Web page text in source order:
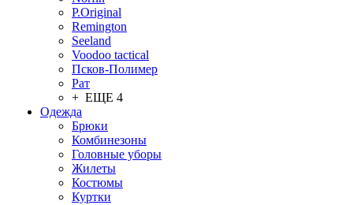
P.Original
Remington
Seeland
Voodoo tactical
Псков-Полимер
Рат
+ ЕЩЕ 4
Одежда
Брюки
Комбинезоны
Головные уборы
Жилеты
Костюмы
Куртки